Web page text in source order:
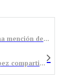
El Pradoluengo recibe por segundo año una mención del concurso de Buenas Prácticas Educativas por su proyecto ‘Científicos’
El finalista del premio Nadal Fernando J. López compartió una sesión literaria con los estudiantes del Álvaro Yáñez